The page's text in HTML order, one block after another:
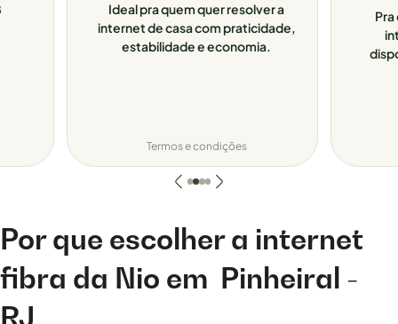
Ideal pra quem quer resolver a
internet de casa com praticidade,
estabilidade e economia.
Termos e condições
Por que escolher a internet
fibra da Nio em Pinheiral -
RJ